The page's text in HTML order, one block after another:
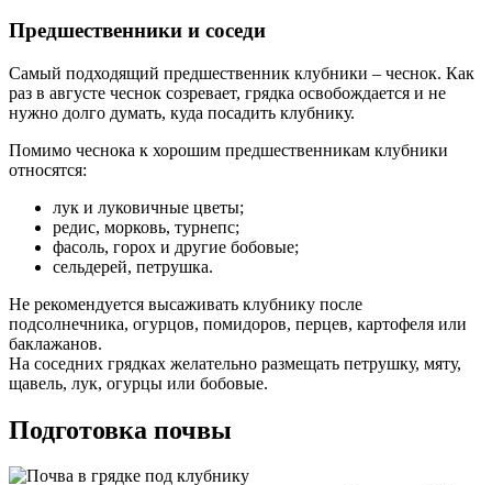
Предшественники и соседи
Самый подходящий предшественник клубники – чеснок. Как
раз в августе чеснок созревает, грядка освобождается и не
нужно долго думать, куда посадить клубнику.
Помимо чеснока к хорошим предшественникам клубники
относятся:
лук и луковичные цветы;
редис, морковь, турнепс;
фасоль, горох и другие бобовые;
сельдерей, петрушка.
Не рекомендуется высаживать клубнику после
подсолнечника, огурцов, помидоров, перцев, картофеля или
баклажанов.
На соседних грядках желательно размещать петрушку, мяту,
щавель, лук, огурцы или бобовые.
Подготовка почвы